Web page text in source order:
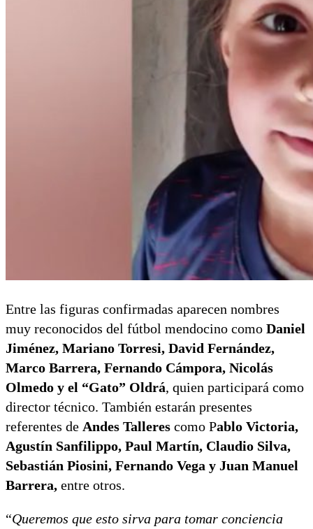
Entre las figuras confirmadas aparecen nombres
muy reconocidos del fútbol mendocino como Daniel
Jiménez, Mariano Torresi, David Fernández,
Marco Barrera, Fernando Cámpora, Nicolás
Olmedo y el “Gato” Oldrá, quien participará como
director técnico. También estarán presentes
referentes de Andes Talleres como Pablo Victoria,
Agustín Sanfilippo, Paul Martín, Claudio Silva,
Sebastián Piosini, Fernando Vega y Juan Manuel
Barrera, entre otros.
“Queremos que esto sirva para tomar conciencia